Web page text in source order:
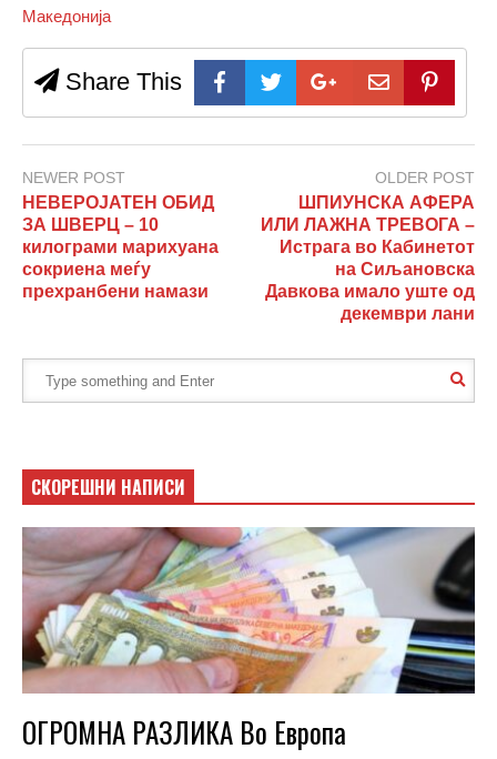
Македонија
Share This
NEWER POST
НЕВЕРОЈАТЕН ОБИД
ЗА ШВЕРЦ – 10
килограми марихуана
сокриена меѓу
прехранбени намази
OLDER POST
ШПИУНСКА АФЕРА
ИЛИ ЛАЖНА ТРЕВОГА –
Истрага во Кабинетот
на Сиљановска
Давкова имало уште од
декември лани
СКОРЕШНИ НАПИСИ
ОГРОМНА РАЗЛИКА Во Европа